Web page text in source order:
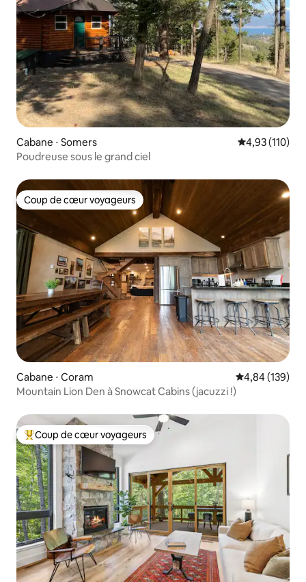
Cabane ⋅ Somers Évaluation
4,93 (110)
Poudreuse sous le grand ciel
Coup de cœur voyageurs
Coup de cœur voyageurs
Cabane ⋅ Coram Évaluation
4,84 (139)
Mountain Lion Den à Snowcat Cabins (jacuzzi !)
Coups de cœur voyageurs les plus appréciés
Coup de cœur voyageurs